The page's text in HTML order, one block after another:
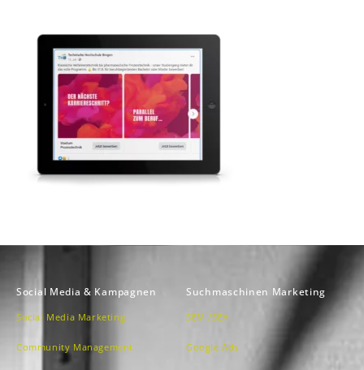
Social Media & Kampagnen
Social Media Marketing
Community Management
Suchmaschinen Marketing
SEM /SEA
Google Ads